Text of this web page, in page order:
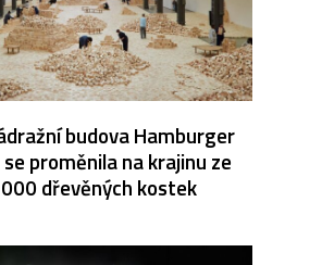
budova Hamburger
proměnila na krajinu ze
dřevěných kostek